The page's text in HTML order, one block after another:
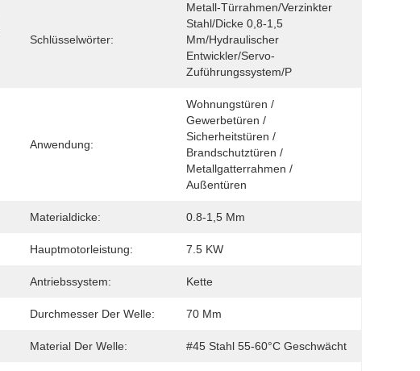
Schlüsselwörter:
Metall-Türrahmen/Verzinkter
Stahl/Dicke 0,8-1,5
Mm/Hydraulischer
Entwickler/Servo-
Zuführungssystem/P
Anwendung:
Wohnungstüren /
Gewerbetüren /
Sicherheitstüren /
Brandschutztüren /
Metallgatterrahmen /
Außentüren
Materialdicke: 0.8-1,5 Mm
Hauptmotorleistung: 7.5 KW
Antriebssystem: Kette
Durchmesser Der Welle: 70 Mm
Material Der Welle: #45 Stahl 55-60°C Geschwächt